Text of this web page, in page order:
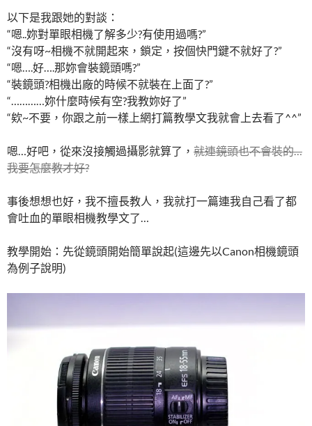
以下是我跟她的對談：
“嗯..妳對單眼相機了解多少?有使用過嗎?”
“沒有呀~相機不就開起來，鎖定，按個快門鍵不就好了?”
“嗯….好….那妳會裝鏡頭嗎?”
“裝鏡頭?相機出廠的時候不就裝在上面了?”
“…………妳什麼時候有空?我教妳好了”
“欸~不要，你跟之前一樣上網打篇教學文我就會上去看了^^”
嗯…好吧，從來沒接觸過攝影就算了， 就連鏡頭也不會裝的…
我要怎麼教才好?
事後想想也好，我不擅長教人，我就打一篇連我自己看了都
會吐血的單眼相機教學文了…
教學開始：先從鏡頭開始簡單說起(這邊先以Canon相機鏡頭
為例子說明)